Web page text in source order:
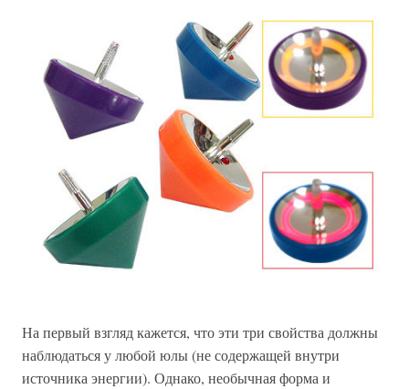
На первый взгляд кажется, что эти три свойства должны
наблюдаться у любой юлы (не содержащей внутри
источника энергии). Однако, необычная форма и